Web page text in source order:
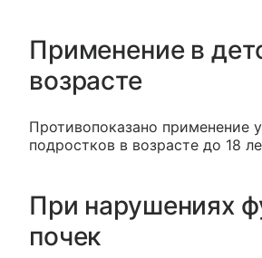
Применение в
возрасте
Противопоказано применение
подростков в возрасте до 18
При нарушениях
почек